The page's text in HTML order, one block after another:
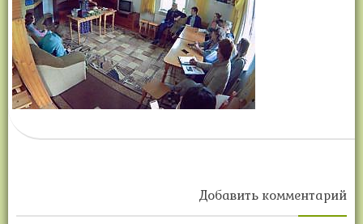
Добавить комментарий